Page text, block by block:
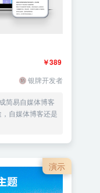
￥389
银牌开发者
简易自媒体博客
自媒体博客还是
演示